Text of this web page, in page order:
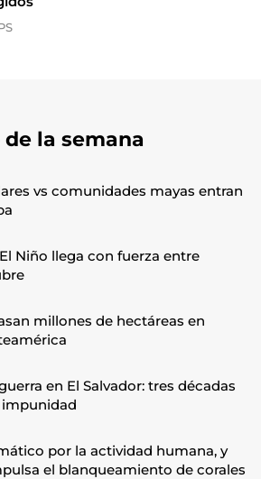
la semana
vs comunidades mayas entran
Niño llega con fuerza entre
millones de hectáreas en
en El Salvador: tres décadas
por la actividad humana, y
el blanqueamiento de corales